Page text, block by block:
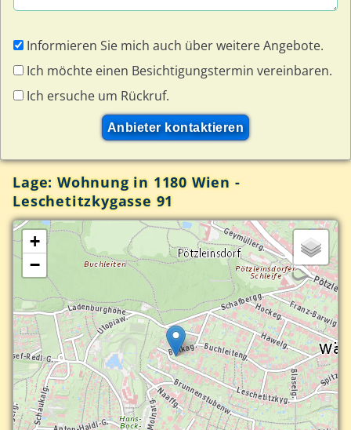
Informieren Sie mich auch über weitere Angebote.
Ich möchte einen Besichtigungstermin vereinbaren.
Ich ersuche um Rückruf.
Lage: Wohnung in 1180 Wien -
Leschetitzkygasse 91
+
−